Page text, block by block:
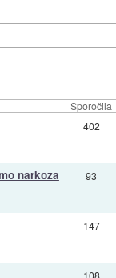
Sporočila
402
narkoza 93
147
108